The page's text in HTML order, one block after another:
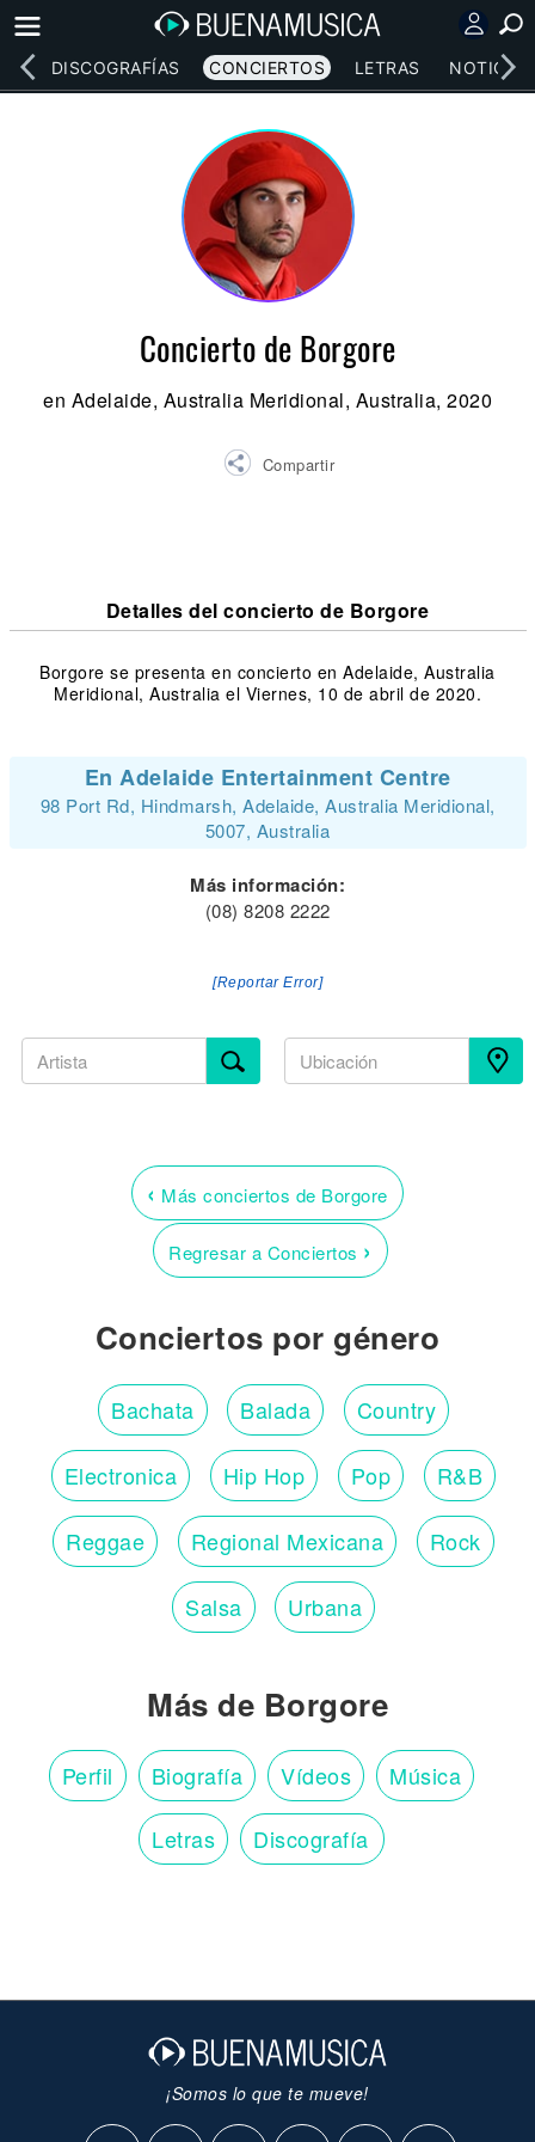
DISCOGRAFÍAS CONCIERTOS LETRAS NOTICIAS
Concierto de Borgore
en Adelaide, Australia Meridional, Australia, 2020
Compartir
Detalles del concierto de Borgore
Borgore se presenta en concierto en Adelaide, Australia
Meridional, Australia el Viernes, 10 de abril de 2020.
En Adelaide Entertainment Centre
98 Port Rd, Hindmarsh, Adelaide, Australia Meridional,
5007, Australia
Más información:
(08) 8208 2222
[Reportar Error]
‹ Más conciertos de Borgore
Regresar a Conciertos ›
Conciertos por género
Bachata Balada Country
Electronica Hip Hop Pop R&B
Reggae Regional Mexicana Rock
Salsa Urbana
Más de Borgore
Perfil Biografía Vídeos Música
Letras Discografía
¡Somos lo que te mueve!